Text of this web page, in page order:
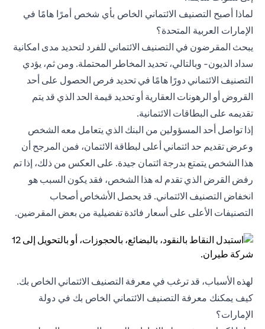
لماذا أصبح التصنيف الائتماني الخاص بأي شخص أمرًا هامًا في
الإمارات العربية المتحدة؟
يبحث المقرضون في التصنيف الائتماني للفرد لتحديد مدى امكانية
سداد الديون- وبالتالي، تحديد المخاطر المحتملة. ومن ثم، يؤدي
التصنيف الائتماني دورًا هامًا في تحديد فرص الحصول على أحد
القروض أو الرهونات العقارية أو تحديد قيمة الحد الذي قد يتم
تقديمه على البطاقات الائتمانية.
إذا تواصل أحد المسؤولين من البنك الذي يتعامل معه الشخص
وعرض تقديم حد ائتماني أعلى لبطاقة الائتمان، فمن المرجح أن
هذا الشخص يتمتع بدرجة ائتمان جيدة. على العكس من ذلك، إذا تم
رفض القرض الذي تقدم له هذا الشخص، فقد يكون السبب هو
انخفاض التصنيف الائتماني. قد يحصل الأشخاص أصحاب
التصنيفات الأعلى على أسعار فائدة تفضيلية من بعض المقرضين.
لهذه الأسباب، قد ترغب في معرفة التصنيف الائتماني الخاص بك.
كيف يمكنك معرفة التصنيف الائتماني الخاص بك في دولة
الإمارات؟